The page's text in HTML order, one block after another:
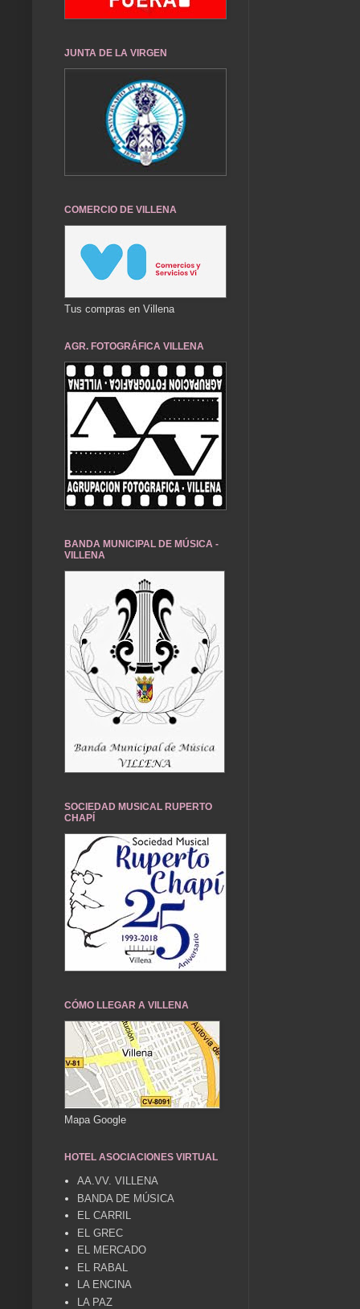
JUNTA DE LA VIRGEN
COMERCIO DE VILLENA
Tus compras en Villena
AGR. FOTOGRÁFICA VILLENA
BANDA MUNICIPAL DE MÚSICA -
VILLENA
SOCIEDAD MUSICAL RUPERTO
CHAPÍ
CÓMO LLEGAR A VILLENA
Mapa Google
HOTEL ASOCIACIONES VIRTUAL
AA.VV. VILLENA
BANDA DE MÚSICA
EL CARRIL
EL GREC
EL MERCADO
EL RABAL
LA ENCINA
LA PAZ